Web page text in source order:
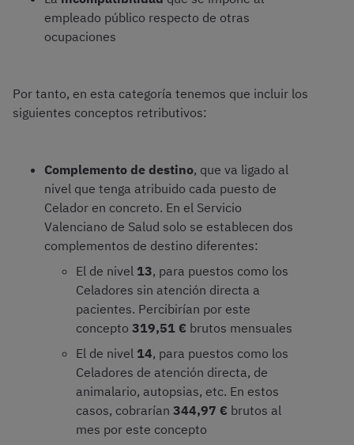
empleado público respecto de otras
ocupaciones
Por tanto, en esta categoría tenemos que incluir los
siguientes conceptos retributivos:
Complemento de destino, que va ligado al
nivel que tenga atribuido cada puesto de
Celador en concreto. En el Servicio
Valenciano de Salud solo se establecen dos
complementos de destino diferentes:
El de nivel 13, para puestos como los
Celadores sin atención directa a
pacientes. Percibirían por este
concepto 319,51 € brutos mensuales
El de nivel 14, para puestos como los
Celadores de atención directa, de
animalario, autopsias, etc. En estos
casos, cobrarían 344,97 € brutos al
mes por este concepto